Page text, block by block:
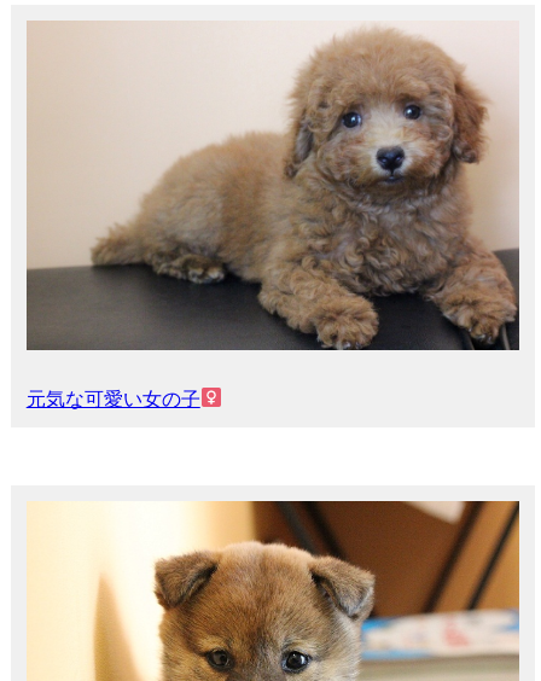
元気な可愛い女の子